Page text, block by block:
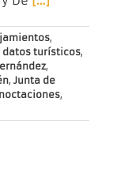
,
datos turísticos,
,
, Junta de
,